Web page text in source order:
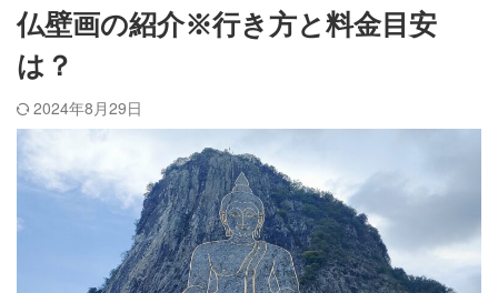
仏壁画の紹介※行き方と料金目安
は？
2024年8月29日